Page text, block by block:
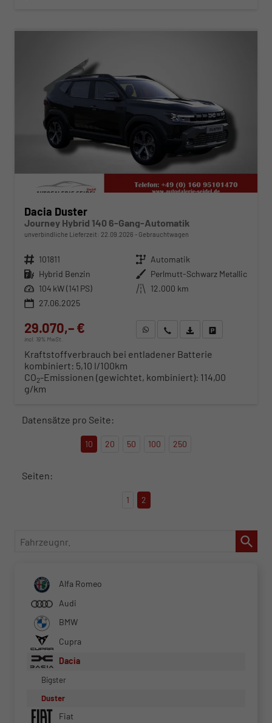
Dacia Duster
Journey Hybrid 140 6-Gang-Automatik
unverbindliche Lieferzeit: 22.09.2026 Gebrauchtwagen
Fahrzeugnr. 101811 Getriebe Automatik
Kraftstoff Hybrid Benzin Außenfarbe Perlmutt-Schwarz Metallic
Leistung 104 kW (141 PS) Kilometerstand 12.000 km
27.06.2025
29.070,– €
incl. 19% MwSt.
WhatsApp anfragen
Wir rufen Sie anFahrzeugexposé (PDF)
Kraftstoffverbrauch bei entladener Batterie
kombiniert: 5,10 l/100km
CO2-Emissionen (gewichtet, kombiniert): 114,00
g/km
Datensätze pro Seite:
10 20 50 100 250
Seiten:
1 2
Fahrzeugnr.
Alfa Romeo
Audi
BMW
Cupra
Dacia
Bigster
Duster
Fiat